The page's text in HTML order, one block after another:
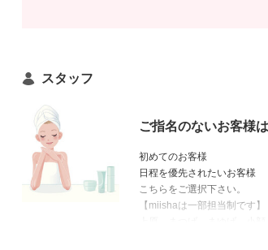
スタッフ
ご指名のないお客様
初めてのお客様
日程を優先されたいお客様
こちらをご選択下さい。
【miishaは一部担当制です】
上原→まつげ、まゆげ、小顔